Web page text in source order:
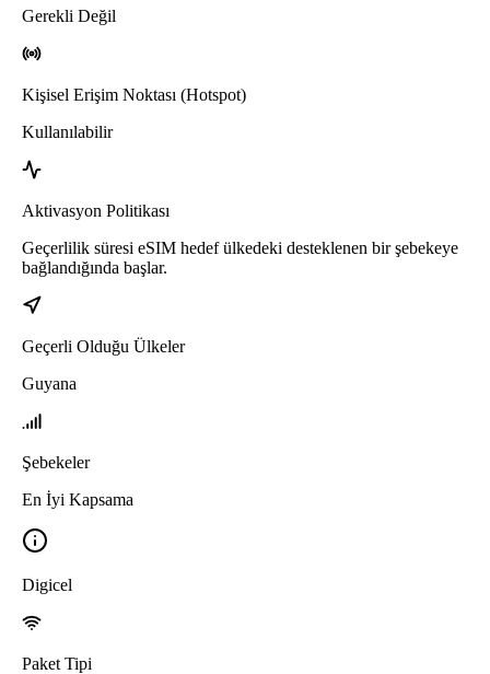
Gerekli Değil
Kişisel Erişim Noktası (Hotspot)
Kullanılabilir
Aktivasyon Politikası
Geçerlilik süresi eSIM hedef ülkedeki desteklenen bir şebekeye
bağlandığında başlar.
Geçerli Olduğu Ülkeler
Guyana
Şebekeler
En İyi Kapsama
Digicel
Paket Tipi